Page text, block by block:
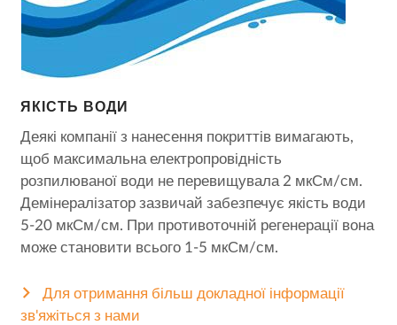
ЯКІСТЬ ВОДИ
Деякі компанії з нанесення покриттів вимагають,
щоб максимальна електропровідність
розпилюваної води не перевищувала 2 мкСм/см.
Демінералізатор зазвичай забезпечує якість води
5-20 мкСм/см. При противоточній регенерації вона
може становити всього 1-5 мкСм/см.
Для отримання більш докладної інформації
зв'яжіться з нами